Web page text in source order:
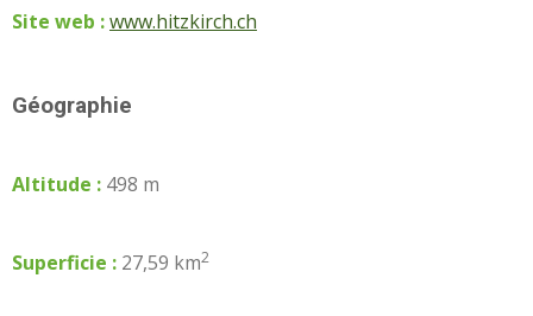
Site web :www.hitzkirch.ch
Géographie
Altitude : 498 m
Superficie : 27,59 km2